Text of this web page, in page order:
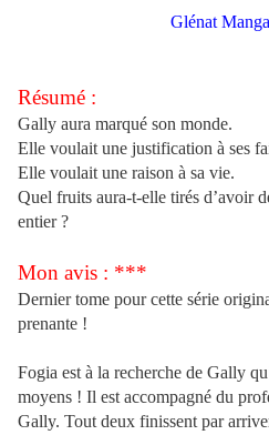
Glénat
Résumé :
Gally aura marqué son monde.
Elle voulait une justification à ses
Elle voulait une raison à sa vie.
Quel fruits aura-t-elle tirés d’avoir
entier ?
Mon avis : ***
Dernier tome pour cette série
prenante !
Fogia est à la recherche de Gally
moyens ! Il est accompagné du
Gally. Tout deux finissent par